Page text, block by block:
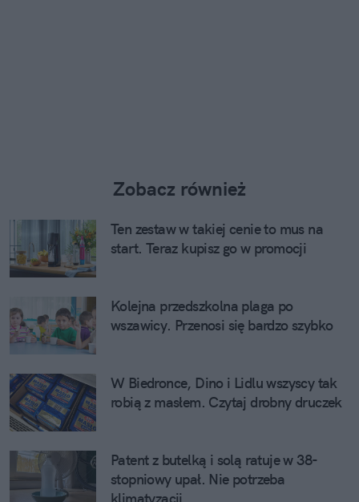
Zobacz również
Ten zestaw w takiej cenie to mus na
start. Teraz kupisz go w promocji
Kolejna przedszkolna plaga po
wszawicy. Przenosi się bardzo szybko
W Biedronce, Dino i Lidlu wszyscy tak
robią z masłem. Czytaj drobny druczek
Patent z butelką i solą ratuje w 38-
stopniowy upał. Nie potrzeba
klimatyzacji